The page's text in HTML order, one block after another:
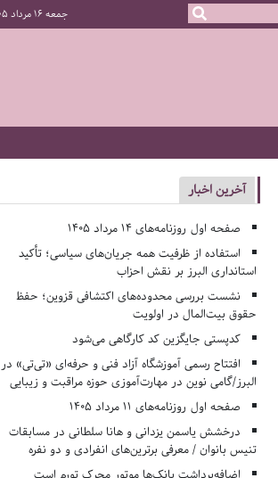
جمعه 16 مرداد 1405
آخرین اخبار
صفحه اول روزنامه‌های 14 مرداد 1405
استفاده از ظرفیت همه جریان‌های سیاسی؛ تأکید
استانداری البرز بر نقش احزاب
نشست بررسی محدوده‌های اکتشافی قزوین؛ حفظ
حقوق بیت‌المال در اولویت
کدپستی جایگزین کد کارگاهی می‌شود
افتتاح رسمی آموزشگاه آزاد فنی و حرفه‌ای «تی‌تی» در
البرز/گامی نوین در مهارت‌آموزی حوزه مراقبت و زیبایی
صفحه اول روزنامه‌های 11 مرداد 1405
درخشش یاسمن یزدانی و هانا سلطانی در مسابقات
تنیس بانوان / معرفی برترین‌های انفرادی و دو نفره